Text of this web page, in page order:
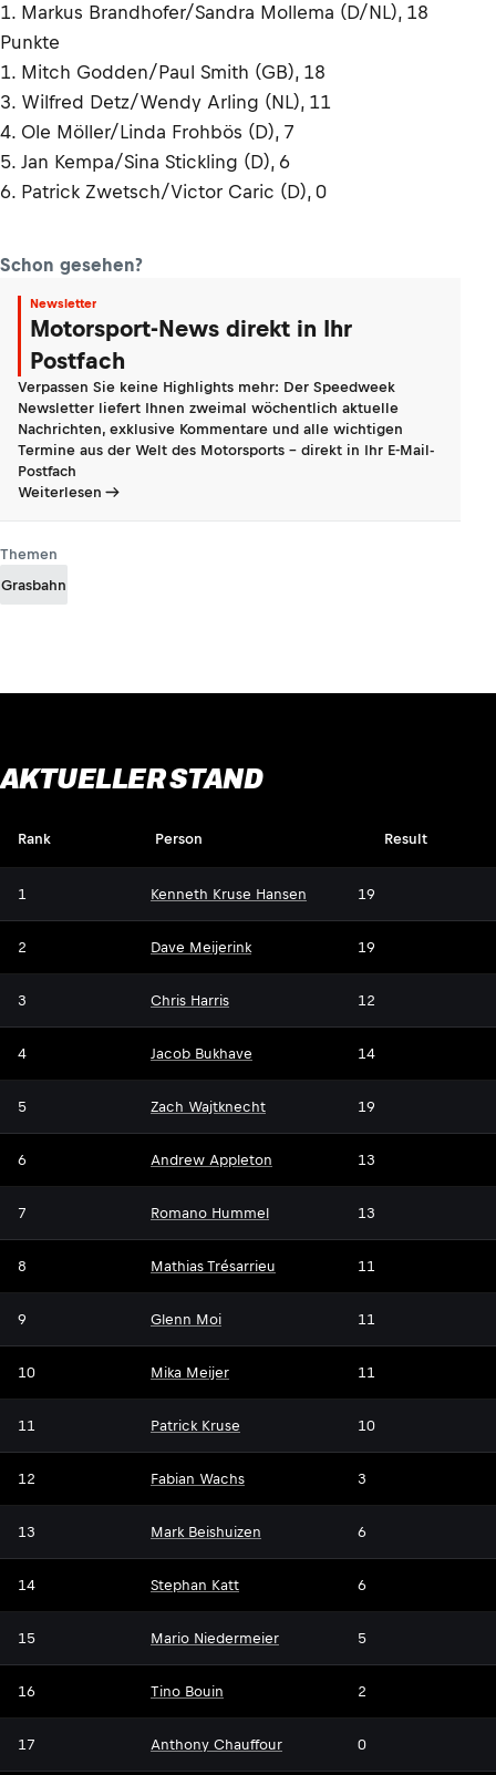
1. Markus Brandhofer/Sandra Mollema (D/NL), 18
Punkte
1. Mitch Godden/Paul Smith (GB), 18
3. Wilfred Detz/Wendy Arling (NL), 11
4. Ole Möller/Linda Frohbös (D), 7
5. Jan Kempa/Sina Stickling (D), 6
6. Patrick Zwetsch/Victor Caric (D), 0
Schon gesehen?
Newsletter
Motorsport-News direkt in Ihr
Postfach
Verpassen Sie keine Highlights mehr: Der Speedweek
Newsletter liefert Ihnen zweimal wöchentlich aktuelle
Nachrichten, exklusive Kommentare und alle wichtigen
Termine aus der Welt des Motorsports - direkt in Ihr E-Mail-
Postfach
Weiterlesen
Themen
Grasbahn
AKTUELLER STAND
Rank Person Result
1 Kenneth Kruse Hansen 19
2 Dave Meijerink 19
3 Chris Harris 12
4 Jacob Bukhave 14
5 Zach Wajtknecht 19
6 Andrew Appleton 13
7 Romano Hummel 13
8 Mathias Trésarrieu 11
9 Glenn Moi 11
10 Mika Meijer 11
11 Patrick Kruse 10
12 Fabian Wachs 3
13 Mark Beishuizen 6
14 Stephan Katt 6
15 Mario Niedermeier 5
16 Tino Bouin 2
17 Anthony Chauffour 0